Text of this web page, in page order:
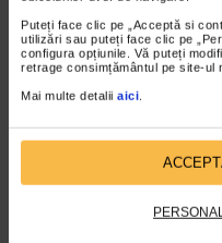
Puteți face clic pe „Acceptă si
utilizări sau puteți face clic pe
configura opțiunile. Vă puteți
retrage consimțământul pe site-ul
Mai multe detalii aici.
ARTS and
„Invisible Garden
129 vizualizari